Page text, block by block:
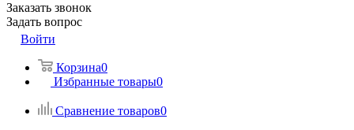
Заказать звонок
Задать вопрос
Войти
Корзина0
Избранные товары0
Сравнение товаров0